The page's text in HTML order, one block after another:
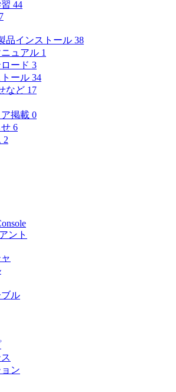
44
品インストール 38
ュアル 1
ード 3
ール 34
など 17
ア掲載 0
6
2
ント
ル
ン